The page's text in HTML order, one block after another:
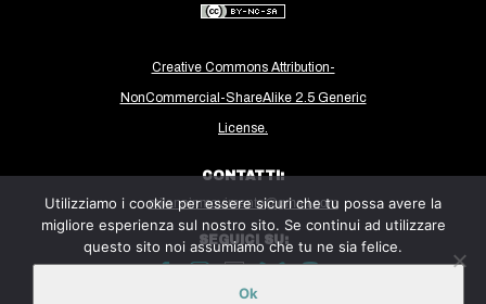
RECENSIONI
INTERNAZIONALE
AFRICA
ESTREMO ORIENTE
EUROPA
MEDIO ORIENTE
MONDO
Creative Commons Attribution-
NonCommercial-ShareAlike 2.5 Generic
License.
CONTATTI:
milanoinmovimento@gmail.com
SEGUICI SU:
Utilizziamo i cookie per essere sicuri che tu possa avere la
migliore esperienza sul nostro sito. Se continui ad utilizzare
questo sito noi assumiamo che tu ne sia felice.
Ok